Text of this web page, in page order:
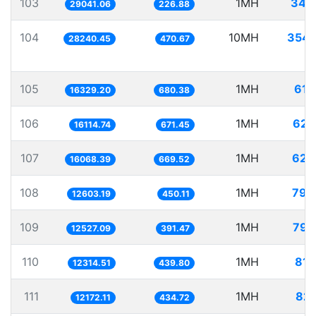
103 29041.06 226.88 1MH
104 28240.45 470.67 10MH
105 16329.20 680.38 1MH
106 16114.74 671.45 1MH
107 16068.39 669.52 1MH
108 12603.19 450.11 1MH
109 12527.09 391.47 1MH
110 12314.51 439.80 1MH
111 12172.11 434.72 1MH